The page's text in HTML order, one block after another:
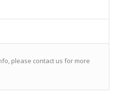
please contact us for more